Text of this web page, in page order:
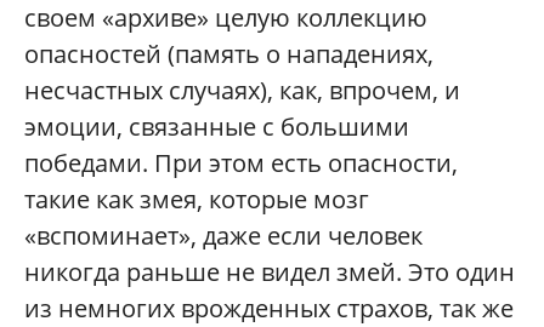
своем «архиве» целую коллекцию
опасностей (память о нападениях,
несчастных случаях), как, впрочем, и
эмоции, связанные с большими
победами. При этом есть опасности,
такие как змея, которые мозг
«вспоминает», даже если человек
никогда раньше не видел змей. Это один
из немногих врожденных страхов, так же